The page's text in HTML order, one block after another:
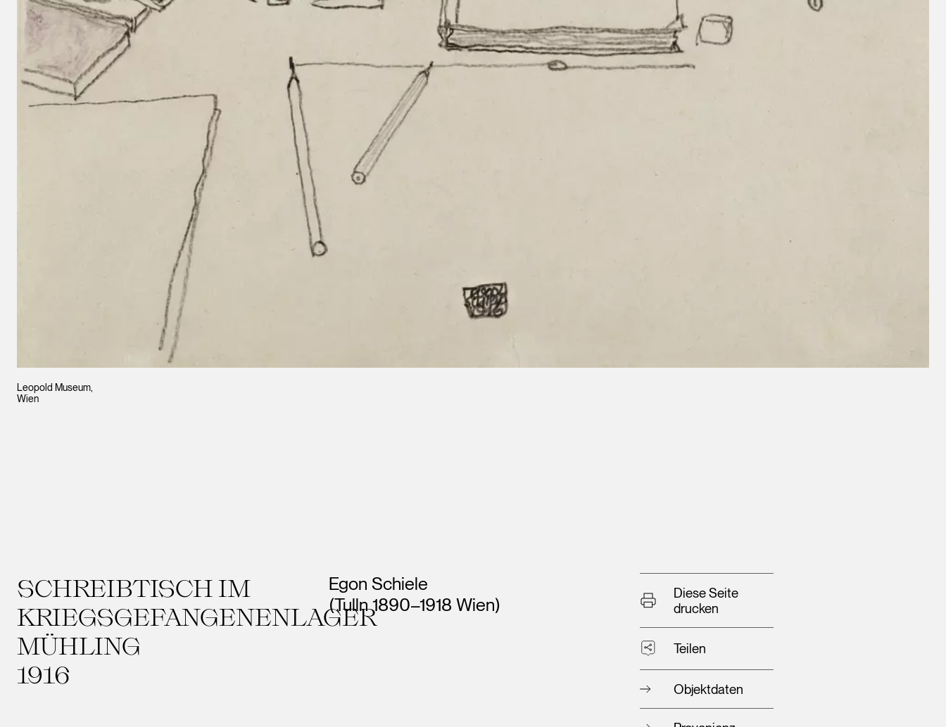
Leopold Museum,
Wien
SCHREIBTISCH IM
KRIEGSGEFANGENENLAGER
MÜHLING
1916
Künstler*innen
Egon Schiele
(Tulln 1890–1918 Wien)
Diese Seite
drucken
Teilen
Objektdaten